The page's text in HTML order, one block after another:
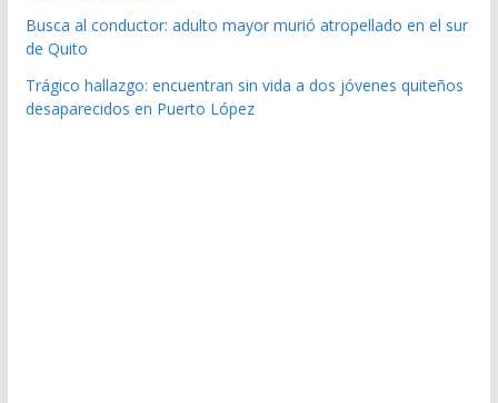
Busca al conductor: adulto mayor murió atropellado en el sur
de Quito
Trágico hallazgo: encuentran sin vida a dos jóvenes quiteños
desaparecidos en Puerto López